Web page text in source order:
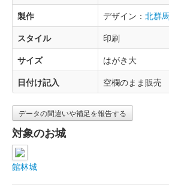
製作
デザイン： 北群
スタイル
印刷
サイズ
はがき大
日付け記入
空欄のまま販売
データの間違いや補足を報告する
対象のお城
館林城